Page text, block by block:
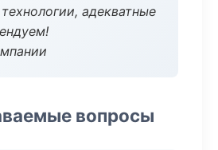
адекватные
вопросы